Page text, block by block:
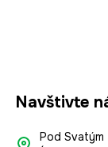
Navštivte
Pod